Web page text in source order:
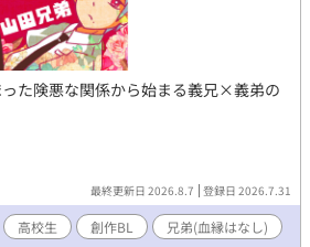
た険悪な関係から始まる義兄×義弟の
最終更新日 2026.8.7 登録日 2026.7.31
高校生 創作BL 兄弟(血縁はなし)